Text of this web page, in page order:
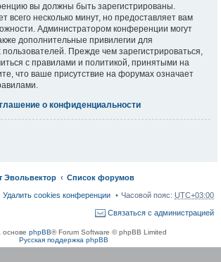
вы должны быть зарегистрированы.
всего несколько минут, но предоставляет вам
Администратором конференции могут
дополнительные привилегии для
Прежде чем зарегистрироваться,
с правилами и политикой, принятыми на
что ваше присутствие на форумах означает
о конфиденциальности
Эвольвектор Список форумов
Часовой пояс: UTC+03:00
Удалить cookies конференции
Связаться с администрацией
основе phpBB® Forum Software © phpBB Limited
Русская поддержка phpBB